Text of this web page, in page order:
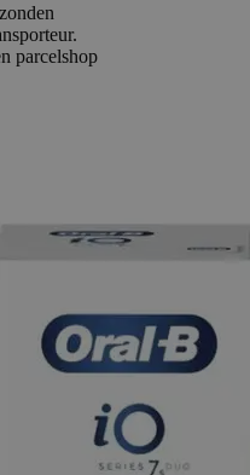
parcelshop